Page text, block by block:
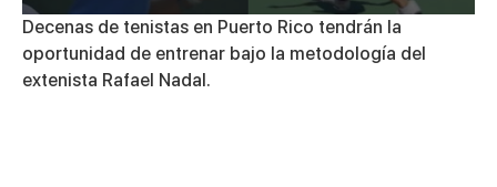
0
of
4
Decenas de tenistas en Puerto Rico tendrán la
oportunidad de entrenar bajo la metodología del
extenista Rafael Nadal.